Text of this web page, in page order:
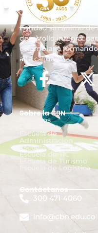
Entidad sin ánimo de
desarrollo integral
colombiana
alta calidad.
Sobre la CBN
Nosotros
Escuela de
Administración
Escuela de Salud
Escuela de TIC
Escuela de Turismo
Escuela de Logística
Contáctanos
300 471 4060
info@cbn.edu.co